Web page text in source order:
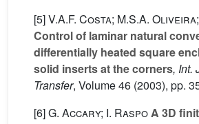
[5]V.A.F. Costa; M.S.A.
Control of laminar natural
differentially heated square
solid inserts at the corners, Int.
Transfer, Volume 46 (2003), pp.
[6]G. Accary; I. RaspoA 3D